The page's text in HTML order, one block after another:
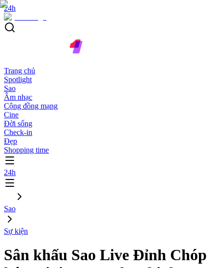
24h
Trang chủ
Spotlight
Sao
Âm nhạc
Cộng đồng mạng
Cine
Đời sống
Check-in
Đẹp
Shopping time
24h
Sao
Sự kiện
Sân khấu Sao Live Đỉnh Chóp